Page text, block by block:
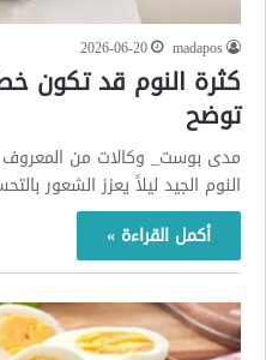
madapos
2026-06-20
كثرة النوم قد تكون
توضح
مدى بوست_ وكالات من
النوم الجيد ليلاً يعزز الشعور
أكمل القراءة »